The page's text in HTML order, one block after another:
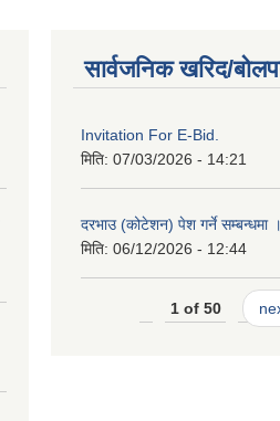
सार्वजनिक खरिद/
Invitation For E-Bid.
मिति: 07/03/2026 - 14:21
दरभाउ (कोटेशन) पेश गर्ने सम्बन्धमा ।
मिति: 06/12/2026 - 12:44
1 of 50